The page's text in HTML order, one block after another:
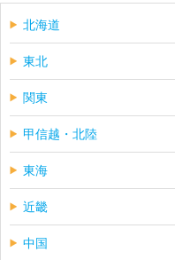
北海道
東北
関東
甲信越・北陸
東海
近畿
中国